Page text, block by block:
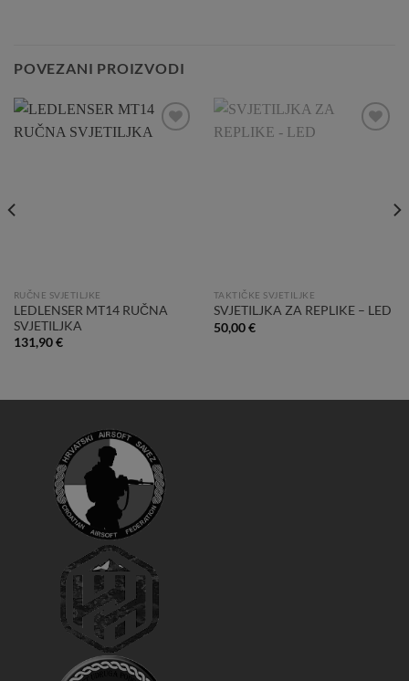
POVEZANI PROIZVODI
RUČNE SVJETILJKE
LEDLENSER MT14 RUČNA
SVJETILJKA
131,90€
TAKTIČKE SVJETILJKE
SVJETILJKA ZA REPLIKE – LED
50,00€